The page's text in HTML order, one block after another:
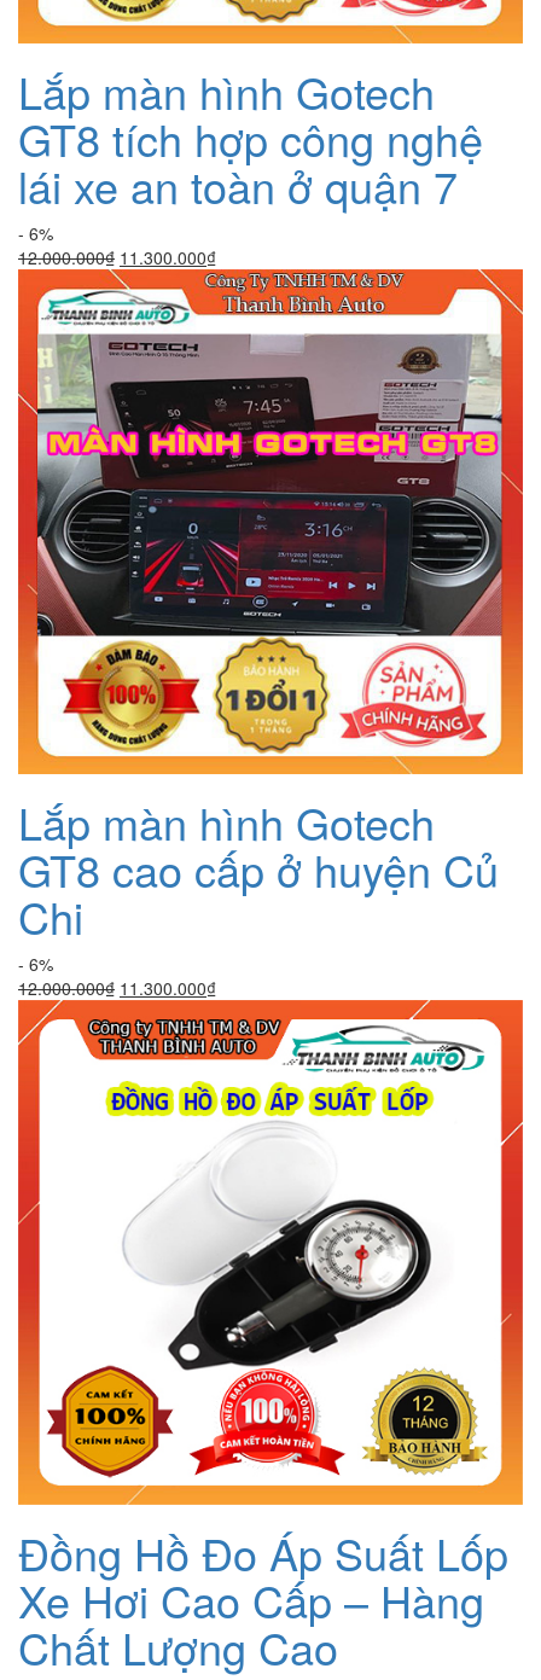
Lắp màn hình Gotech
GT8 tích hợp công nghệ
lái xe an toàn ở quận 7
- 6%
12.000.000₫ Giá
gốc
là:
12.000.000₫.
11.300.000₫Giá
hiện
tại
là:
11.300.000₫.
Lắp màn hình Gotech
GT8 cao cấp ở huyện Củ
Chi
- 6%
12.000.000₫ Giá
là:
12.000.000₫.
11.300.000₫Giá
tại
là:
11.300.000₫.
Đồng Hồ Đo Áp Suất Lốp
Xe Hơi Cao Cấp – Hàng
Chất Lượng Cao